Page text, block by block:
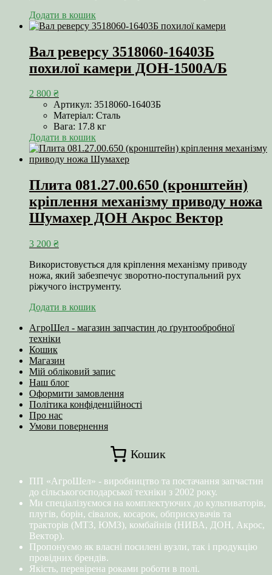
Додати в кошик
Вал реверсу 3518060-16403Б
похилої камери ДОН-1500А/Б
2 800 ₴
Артикул: 3518060-16403Б
Матеріал: Сталь
Вага: 17.8 кг
Додати в кошик
Плита 081.27.00.650 (кронштейн)
кріплення механізму приводу ножа
Шумахер ДОН Акрос Вектор
3 200 ₴
Використовується для кріплення механізму приводу
ножа, який забезпечує зворотно-поступальний рух
ріжучого інструменту.
Додати в кошик
АгроШел - магазин запчастин до ґрунтообробної
техніки
Кошик
Магазин
Мій обліковий запис
Наш блог
Оформити замовлення
Політика конфіденційності
Про нас
Умови повернення
Кошик
ПП «АгроШел» - виробництво та постачання запчастин
до сільськогосподарської техніки з 2002 року.
Ми спеціалізуємося на комплектуючих до культиваторів,
плугів, борін, сівалок, косарок, обприскувачів та
тракторів (МТЗ, ЮМЗ), комбайнів (НИВА, ДОН, Акрос,
Вектор).
Пропонуємо як власні посилені вузли, так і продукцію
провідних брендів.
Якість, перевірена роками роботи в полі.